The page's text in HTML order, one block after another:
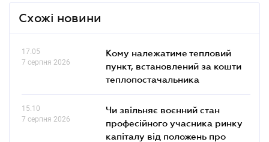
Схожі новини
17.05
7 серпня 2026
Кому належатиме тепловий
пункт, встановлений за кошти
теплопостачальника
15.10
7 серпня 2026
Чи звільняє воєнний стан
професійного учасника ринку
капіталу від положень про